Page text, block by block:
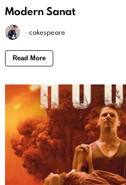
Modern Sanat
-cakespeare
Read More